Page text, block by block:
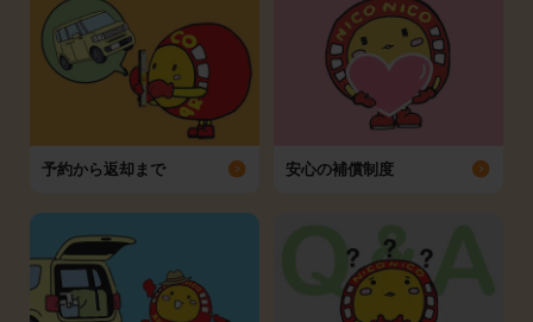
予約から返却まで 安心の補償制度